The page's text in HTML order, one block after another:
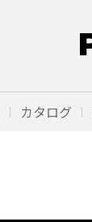
カタログ